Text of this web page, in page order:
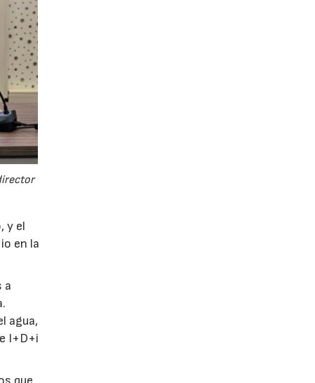
y el
en la
a
agua,
I+D+i